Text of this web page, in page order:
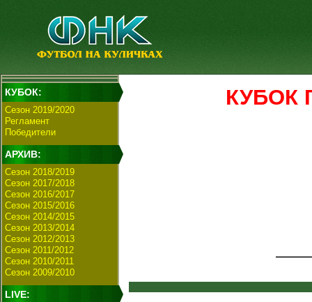
КУБОК:
Сезон 2019/2020
Регламент
Победители
АРХИВ:
Сезон 2018/2019
Сезон 2017/2018
Сезон 2016/2017
Сезон 2015/2016
Сезон 2014/2015
Сезон 2013/2014
Сезон 2012/2013
Сезон 2011/2012
Сезон 2010/2011
Сезон 2009/2010
LIVE:
КУБОК